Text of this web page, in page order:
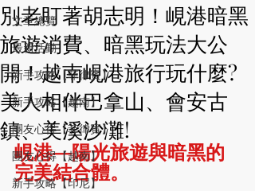
文章總覽
最新活動
新手攻略【菲律賓】
新手攻略【越南】
團友心得【菲律賓】
團友心得【越南】
新手攻略【印尼】
別老盯著胡志明！峴港暗黑
旅遊消費、暗黑玩法大公
開！越南峴港旅行玩什麼?
美人相伴巴拿山、會安古
鎮、美溪沙灘!
峴港—陽光旅遊與暗黑的
完美結合體。